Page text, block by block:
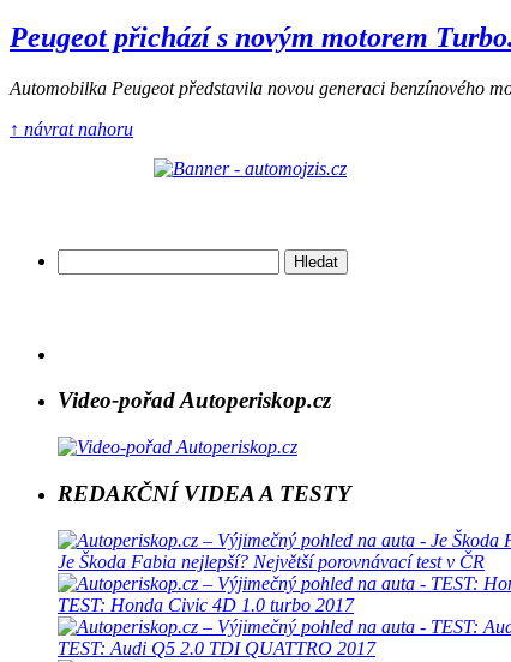
Peugeot přichází s novým motorem
Automobilka Peugeot představila novou generaci benzínového
↑ návrat nahoru
Video-pořad Autoperiskop.cz
REDAKČNÍ VIDEA A TESTY
Je Škoda Fabia nejlepší? Největší porovnávací test v ČR
TEST: Honda Civic 4D 1.0 turbo 2017
TEST: Audi Q5 2.0 TDI QUATTRO 2017